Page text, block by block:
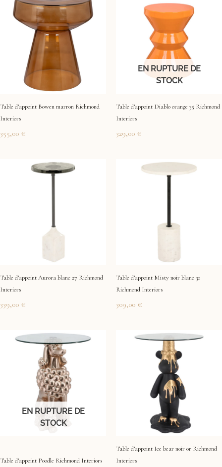
Table d’appoint Bowen marron Richmond
Interiors
355,00 €
EN RUPTURE DE
STOCK
Table d’appoint Diablo orange 35 Richmond
Interiors
329,00 €
Table d’appoint Aurora blanc 27 Richmond
Interiors
339,00 €
Table d’appoint Misty noir blanc 30
Richmond Interiors
309,00 €
EN RUPTURE DE
STOCK
Table d’appoint Poodle Richmond Interiors
Table d’appoint Ice bear noir or Richmond
Interiors